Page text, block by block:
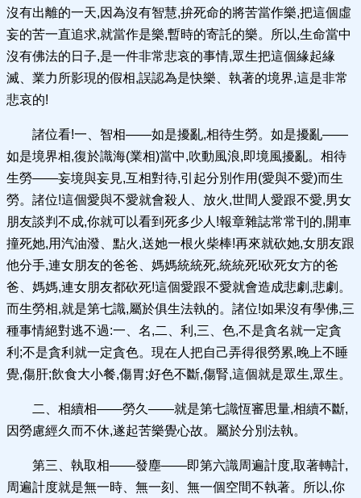
沒有出離的一天,因為沒有智慧,拚死命的將苦當作樂,把這個虛
妄的苦一直追求,就當作是樂,暫時的寄託的樂。所以,生命當中
沒有佛法的日子,是一件非常悲哀的事情,眾生把這個緣起緣
滅、業力所影現的假相,誤認為是快樂、執著的境界,這是非常
悲哀的!
諸位看!一、智相——如是擾亂,相待生勞。如是擾亂——
如是境界相,復於識海(業相)當中,吹動風浪,即境風擾亂。相待
生勞——妄境與妄見,互相對待,引起分別作用(愛與不愛)而生
勞。諸位!這個愛與不愛就會殺人、放火,世間人愛跟不愛,男女
朋友談判不成,你就可以看到死多少人!報章雜誌常常刊的,開車
撞死她,用汽油潑、點火,送她一根火柴棒!再來就砍她,女朋友跟
他分手,連女朋友的爸爸、媽媽統統死,統統死!砍死女方的爸
爸、媽媽,連女朋友都砍死!這個愛跟不愛就會造成悲劇,悲劇。
而生勞相,就是第七識,屬於俱生法執的。諸位!如果沒有學佛,三
種事情絕對逃不過:一、名,二、利,三、色,不是貪名就一定貪
利;不是貪利就一定貪色。現在人把自己弄得很勞累,晚上不睡
覺,傷肝;飲食大小餐,傷胃;好色不斷,傷腎,這個就是眾生,眾生。
二、相續相——勞久——就是第七識恆審思量,相續不斷,
因勞慮經久而不休,遂起苦樂覺心故。屬於分別法執。
第三、執取相——發塵——即第六識周遍計度,取著轉計,
周遍計度就是無一時、無一刻、無一個空間不執著。所以,你